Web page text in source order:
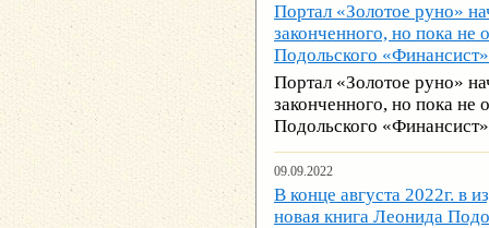
Портал «Золотое руно»
законченного, но пока не
Подольского «Финансист»
Портал «Золотое руно»
законченного, но пока не
Подольского «Финансист»
09.09.2022
В конце августа 2022г. в
новая книга Леонида